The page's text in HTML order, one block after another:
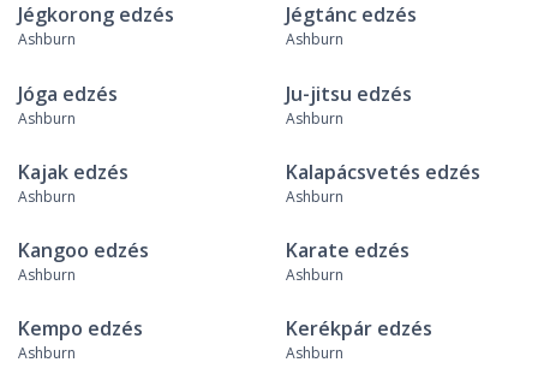
Jégkorong edzés
Ashburn
Jégtánc edzés
Ashburn
Jóga edzés
Ashburn
Ju-jitsu edzés
Ashburn
Kajak edzés
Ashburn
Kalapácsvetés edzés
Ashburn
Kangoo edzés
Ashburn
Karate edzés
Ashburn
Kempo edzés
Ashburn
Kerékpár edzés
Ashburn